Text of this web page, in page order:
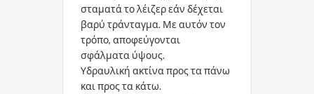
σταματά το λέιζερ εάν δέχεται
βαρύ τράνταγμα. Με αυτόν τον
τρόπο, αποφεύγονται
σφάλματα ύψους.
Υδραυλική ακτίνα προς τα πάνω
και προς τα κάτω.